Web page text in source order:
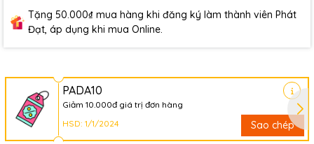
Tặng 50.000₫ mua hàng khi đăng ký làm thành viên Phát
Đạt, áp dụng khi mua Online.
PADA10
Giảm 10.000đ giá trị đơn hàng
HSD: 1/1/2024
Sao chép